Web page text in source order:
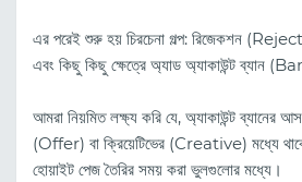
এর পরেই শুরু হয় চিরচেনা গল্প: রিজেকশন
এবং কিছু কিছু ক্ষেত্রে অ্যাড অ্যাকাউন্ট ব্যান
আমরা নিয়মিত লক্ষ্য করি যে, অ্যাকাউন্ট
(Offer) বা ক্রিয়েটিভের (Creative) মধ্যে থাকে
হোয়াইট পেজ তৈরির সময় করা ভুলগুলোর মধ্যে।